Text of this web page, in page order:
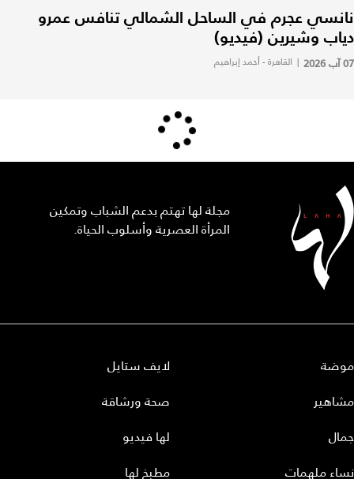
نانسي عجرم في الساحل الشمالي تنافس عمرو
دياب وشيرين (فيديو)
07 آب 2026 | القاهرة - أحمد إبراهيم
مجلة لها تهتم بدعم الشباب وتمكين
المرأة العصرية وأسلوب الحياة.
موضة
مشاهير
جمال
نساء ملهمات
لايف ستايل
صحة ورشاقة
لها فيديو
مطبخ لها